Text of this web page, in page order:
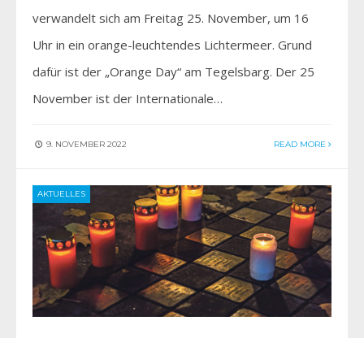
verwandelt sich am Freitag 25. November, um 16
Uhr in ein orange-leuchtendes Lichtermeer. Grund
dafür ist der „Orange Day“ am Tegelsbarg. Der 25
November ist der Internationale…
9. NOVEMBER 2022 READ MORE
AKTUELLES